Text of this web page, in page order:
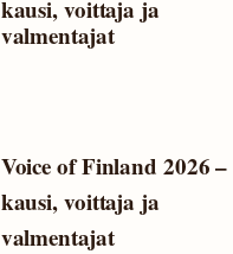
Voice of Finland 2026 –
kausi, voittaja ja
valmentajat